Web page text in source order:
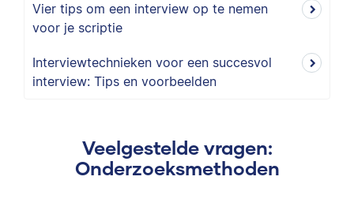
Vier tips om een interview op te nemen
voor je scriptie
Interviewtechnieken voor een succesvol
interview: Tips en voorbeelden
Veelgestelde vragen:
Onderzoeksmethoden